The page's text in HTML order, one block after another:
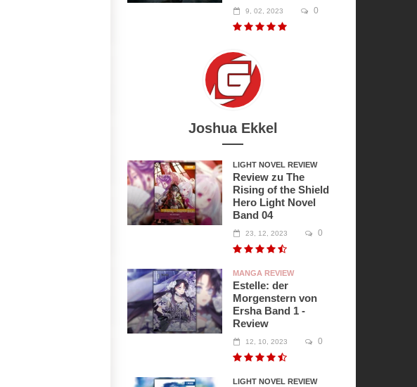
9, 02, 2023 0
Joshua Ekkel
LIGHT NOVEL REVIEW
Review zu The
Rising of the Shield
Hero Light Novel
Band 04
23, 12, 2023 0
MANGA REVIEW
Estelle: der
Morgenstern von
Ersha Band 1 -
Review
12, 10, 2023 0
LIGHT NOVEL REVIEW